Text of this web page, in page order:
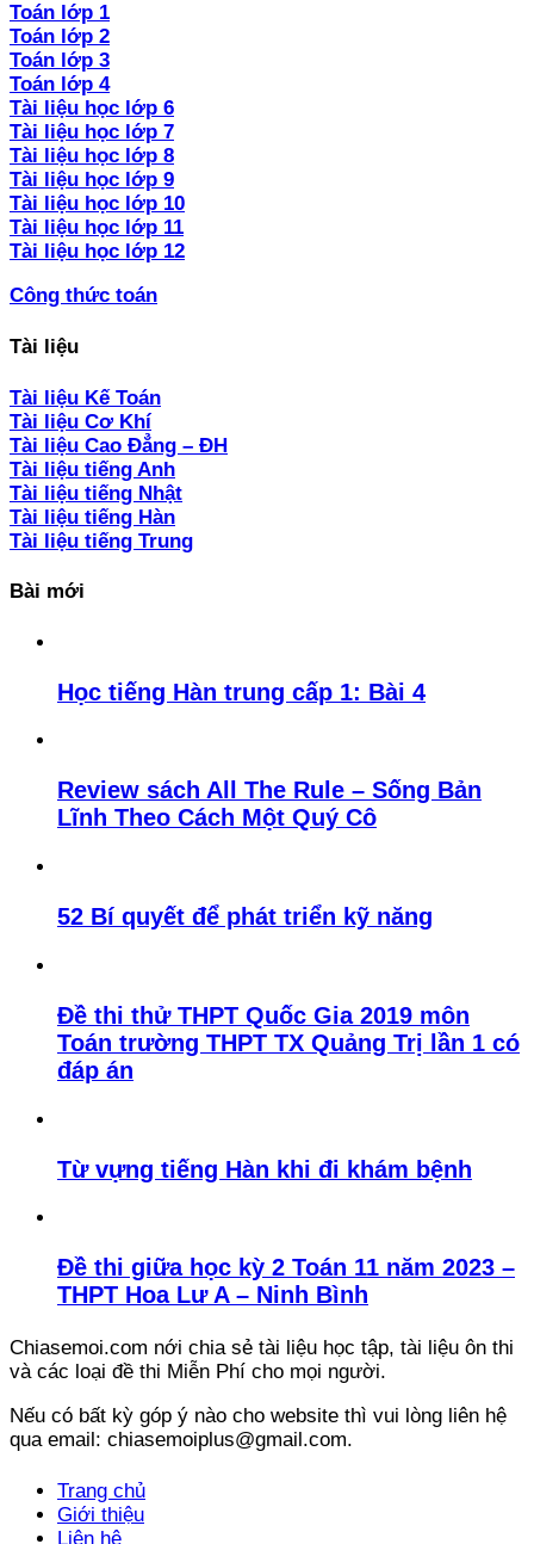
Toán lớp 1
Toán lớp 2
Toán lớp 3
Toán lớp 4
Tài liệu học lớp 6
Tài liệu học lớp 7
Tài liệu học lớp 8
Tài liệu học lớp 9
Tài liệu học lớp 10
Tài liệu học lớp 11
Tài liệu học lớp 12
Công thức toán
Tài liệu
Tài liệu Kế Toán
Tài liệu Cơ Khí
Tài liệu Cao Đẳng – ĐH
Tài liệu tiếng Anh
Tài liệu tiếng Nhật
Tài liệu tiếng Hàn
Tài liệu tiếng Trung
Bài mới
Học tiếng Hàn trung cấp 1: Bài 4
Review sách All The Rule – Sống Bản
Lĩnh Theo Cách Một Quý Cô
52 Bí quyết để phát triển kỹ năng
Đề thi thử THPT Quốc Gia 2019 môn
Toán trường THPT TX Quảng Trị lần 1 có
đáp án
Từ vựng tiếng Hàn khi đi khám bệnh
Đề thi giữa học kỳ 2 Toán 11 năm 2023 –
THPT Hoa Lư A – Ninh Bình
Chiasemoi.com nới chia sẻ tài liệu học tập, tài liệu ôn thi
và các loại đề thi Miễn Phí cho mọi người.
Nếu có bất kỳ góp ý nào cho website thì vui lòng liên hệ
qua email: chiasemoiplus@gmail.com.
Trang chủ
Giới thiệu
Liên hệ